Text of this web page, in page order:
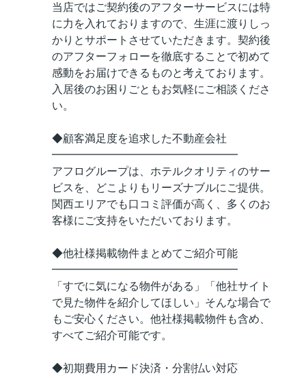
当店ではご契約後のアフターサービスには特
に力を入れておりますので、生涯に渡りしっ
かりとサポートさせていただきます。契約後
のアフターフォローを徹底することで初めて
感動をお届けできるものと考えております。
入居後のお困りごともお気軽にご相談くださ
い。
◆顧客満足度を追求した不動産会社
━━━━━━━━━━━━━━━━━
アフログループは、ホテルクオリティのサー
ビスを、どこよりもリーズナブルにご提供。
関西エリアでも口コミ評価が高く、多くのお
客様にご支持をいただいております。
◆他社様掲載物件まとめてご紹介可能
━━━━━━━━━━━━━━━━━
「すでに気になる物件がある」「他社サイト
で見た物件を紹介してほしい」そんな場合で
もご安心ください。他社様掲載物件も含め、
すべてご紹介可能です。
◆初期費用カード決済・分割払い対応